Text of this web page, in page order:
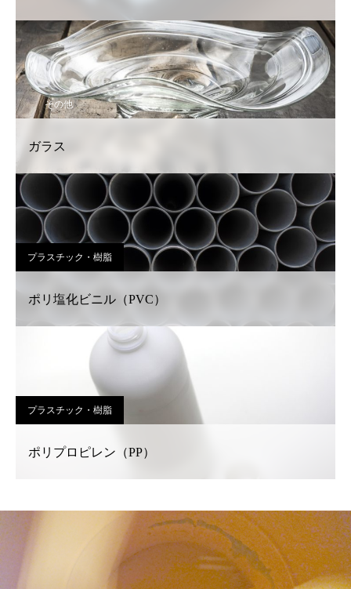
その他
ガラス
プラスチック・樹脂
ポリ塩化ビニル（PVC）
プラスチック・樹脂
ポリプロピレン（PP）